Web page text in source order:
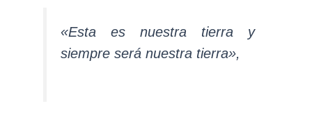
«Esta es nuestra tierra y
siempre será nuestra tierra»,